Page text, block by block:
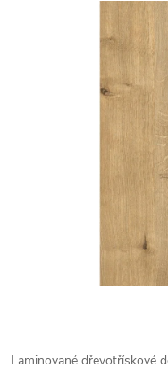
Laminované dřevotřískové